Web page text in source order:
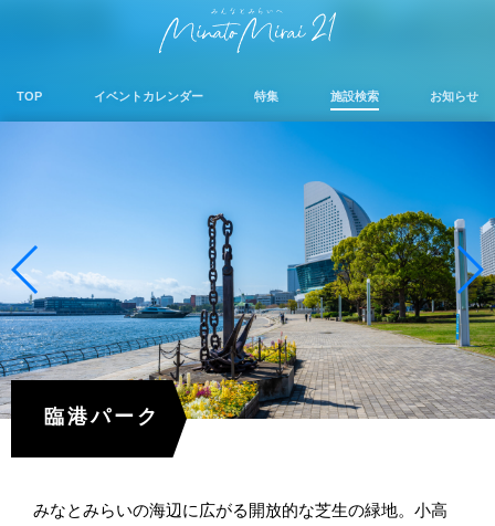
TOP イベントカレンダー 特集 施設検索 お知らせ
臨港パーク
みなとみらいの海辺に広がる開放的な芝生の緑地。小高